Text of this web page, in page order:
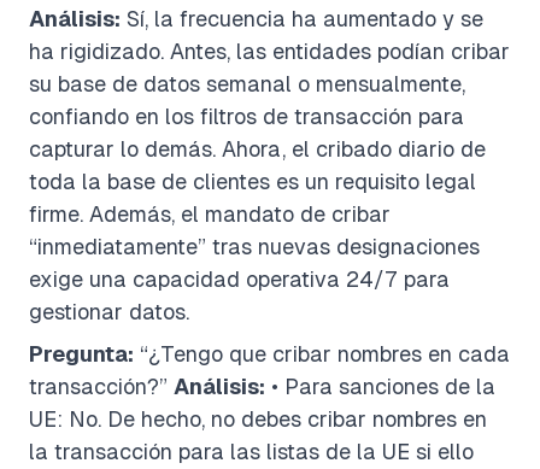
Análisis: Sí, la frecuencia ha aumentado y se
ha rigidizado. Antes, las entidades podían cribar
su base de datos semanal o mensualmente,
confiando en los filtros de transacción para
capturar lo demás. Ahora, el cribado diario de
toda la base de clientes es un requisito legal
firme. Además, el mandato de cribar
“inmediatamente” tras nuevas designaciones
exige una capacidad operativa 24/7 para
gestionar datos.
Pregunta: “¿Tengo que cribar nombres en cada
transacción?” Análisis: • Para sanciones de la
UE: No. De hecho, no debes cribar nombres en
la transacción para las listas de la UE si ello